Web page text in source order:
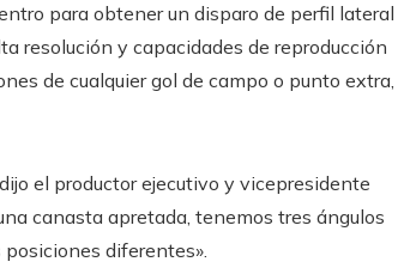
para obtener un disparo de perfil lateral
resolución y capacidades de reproducción
de cualquier gol de campo o punto extra,
el productor ejecutivo y vicepresidente
canasta apretada, tenemos tres ángulos
diferentes».